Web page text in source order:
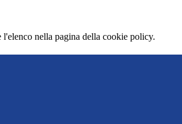
nella pagina della cookie policy.